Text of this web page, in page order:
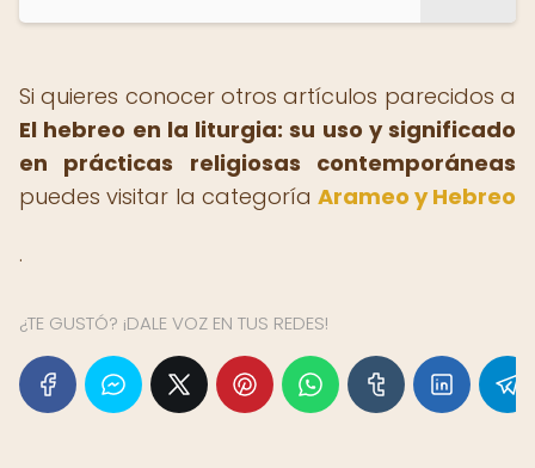
Si quieres conocer otros artículos parecidos a
El hebreo en la liturgia: su uso y significado
en prácticas religiosas contemporáneas
puedes visitar la categoría Arameo y Hebreo
.
¿TE GUSTÓ? ¡DALE VOZ EN TUS REDES!